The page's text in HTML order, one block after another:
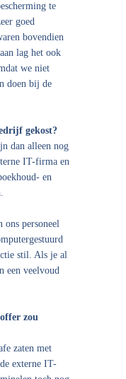
te
goed
bovendien
lag het ook
we niet
doen bij de
gekost?
dan alleen nog
IT-firma en
en
ons personeel
stil. Als je al
een veelvoud
zou
zaten met
externe IT-